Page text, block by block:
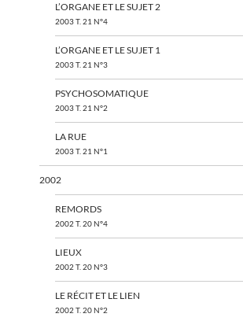
L’ORGANE ET LE SUJET 2
2003 T. 21 N°4
L’ORGANE ET LE SUJET 1
2003 T. 21 N°3
PSYCHOSOMATIQUE
2003 T. 21 N°2
LA RUE
2003 T. 21 N°1
2002
REMORDS
2002 T. 20 N°4
LIEUX
2002 T. 20 N°3
LE RÉCIT ET LE LIEN
2002 T. 20 N°2